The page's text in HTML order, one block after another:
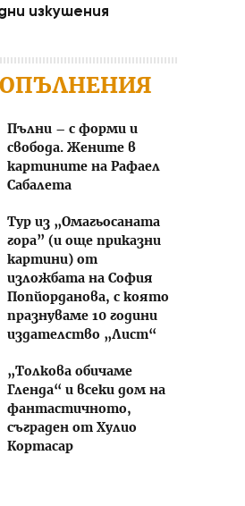
изкушения
Пълни – с форми и
свобода. Жените в
картините на Рафаел
Сабалета
Тур из „Омагьосаната
гора” (и още приказни
картини) от
изложбата на София
Попйорданова, с която
празнуваме 10 години
издателство „Лист“
„Толкова обичаме
Гленда“ и всеки дом на
фантастичното,
съграден от Хулио
Кортасар